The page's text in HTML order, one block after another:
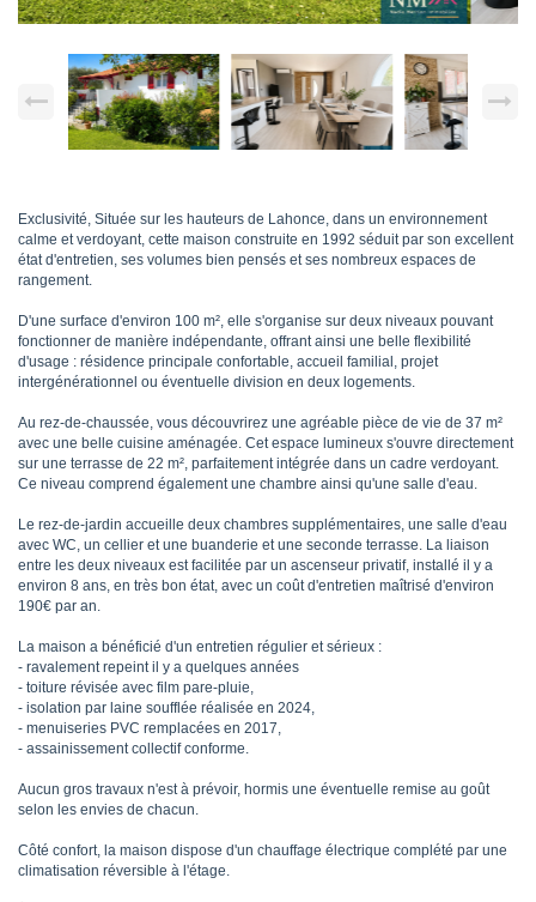
Exclusivité, Située sur les hauteurs de Lahonce, dans un environnement
calme et verdoyant, cette maison construite en 1992 séduit par son excellent
état d'entretien, ses volumes bien pensés et ses nombreux espaces de
rangement.
D'une surface d'environ 100 m², elle s'organise sur deux niveaux pouvant
fonctionner de manière indépendante, offrant ainsi une belle flexibilité
d'usage : résidence principale confortable, accueil familial, projet
intergénérationnel ou éventuelle division en deux logements.
Au rez-de-chaussée, vous découvrirez une agréable pièce de vie de 37 m²
avec une belle cuisine aménagée. Cet espace lumineux s'ouvre directement
sur une terrasse de 22 m², parfaitement intégrée dans un cadre verdoyant.
Ce niveau comprend également une chambre ainsi qu'une salle d'eau.
Le rez-de-jardin accueille deux chambres supplémentaires, une salle d'eau
avec WC, un cellier et une buanderie et une seconde terrasse. La liaison
entre les deux niveaux est facilitée par un ascenseur privatif, installé il y a
environ 8 ans, en très bon état, avec un coût d'entretien maîtrisé d'environ
190€ par an.
La maison a bénéficié d'un entretien régulier et sérieux :
- ravalement repeint il y a quelques années
- toiture révisée avec film pare-pluie,
- isolation par laine soufflée réalisée en 2024,
- menuiseries PVC remplacées en 2017,
- assainissement collectif conforme.
Aucun gros travaux n'est à prévoir, hormis une éventuelle remise au goût
selon les envies de chacun.
Côté confort, la maison dispose d'un chauffage électrique complété par une
climatisation réversible à l'étage.